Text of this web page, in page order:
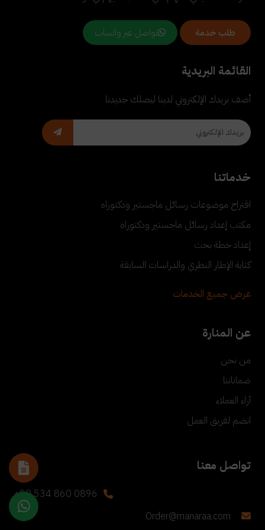
طلب خدمة تواصل عبر واتساب
القائمة البريدية
أضف بريدك الإلكتروني لدينا ليصلك جديدنا
خدماتنا
اقتراح موضوعات رسائل ماجستير ودكتوراه
مكتب إعداد رسائل ماجستير ودكتوراه
إعداد خطة بحث
كتابة الإطار النظري والدراسات السابقة
عرض جميع الخدمات
عن المنارة
من نحن
ضماناتنا
آراء العملاء
انضم لفريق العمل
تواصل معنا
+90 534 860 0896
Order@manaraa.com